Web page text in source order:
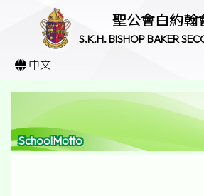
聖公會白約翰
S.K.H. BISHOP BAKER
中文
SchoolMotto